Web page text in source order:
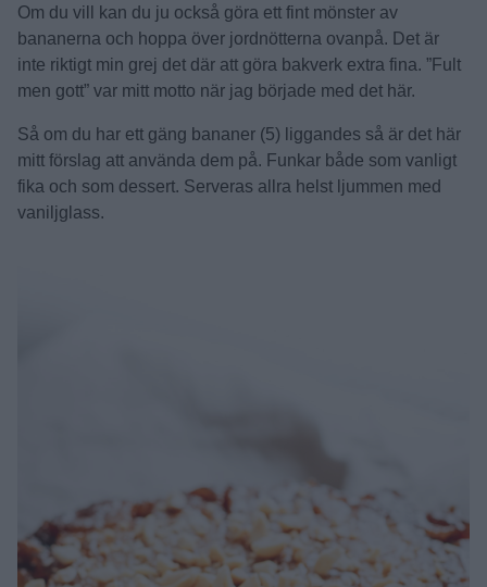
Om du vill kan du ju också göra ett fint mönster av
bananerna och hoppa över jordnötterna ovanpå. Det är
inte riktigt min grej det där att göra bakverk extra fina. ”Fult
men gott” var mitt motto när jag började med det här.
Så om du har ett gäng bananer (5) liggandes så är det här
mitt förslag att använda dem på. Funkar både som vanligt
fika och som dessert. Serveras allra helst ljummen med
vaniljglass.